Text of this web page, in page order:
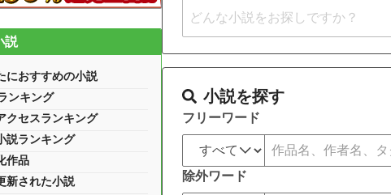
小説を探す
フリーワード
除外ワード
説
におすすめの小説
ンキング
クセスランキング
説ランキング
作品
新された小説